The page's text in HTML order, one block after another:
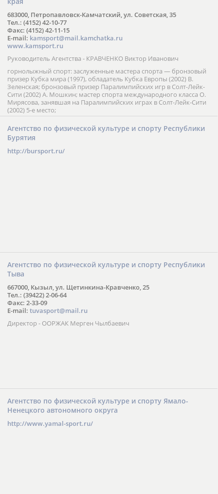
683000, Петропавловск-Камчатский, ул. Советская, 35
Тел.: (4152) 42-10-77
Факс: (4152) 42-11-15
E-mail: kamsport@mail.kamchatka.ru
www.kamsport.ru
Руководитель Агентства - КРАВЧЕНКО Виктор Иванович
горнолыжный спорт: заслуженные мастера спорта — бронзовый
призер Кубка мира (1997), обладатель Кубка Европы (2002) В.
Зеленская; бронзовый призер Паралимпийских игр в Солт-Лейк-
Сити (2002) А. Мошкин; мастер спорта международного класса О.
Мирясова, занявшая на Паралимпийских играх в Солт-Лейк-Сити
(2002) 5-е место;
Агентство по физической культуре и спорту Республики
Бурятия
http://bursport.ru/
Агентство по физической культуре и спорту Республики
Тыва
667000, Кызыл, ул. Щетинкина-Кравченко, 25
Тел.: (39422) 2-06-64
Факс: 2-33-09
E-mail: tuvasport@mail.ru
Директор - ООРЖАК Мерген Чылбаевич
Агентство по физической культуре и спорту Ямало-
Ненецкого автономного округа
http://www.yamal-sport.ru/